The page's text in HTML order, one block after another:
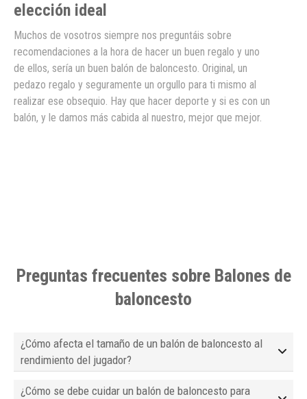
elección ideal
Muchos de vosotros siempre nos preguntáis sobre
recomendaciones a la hora de hacer un buen regalo y uno
de ellos, sería un buen balón de baloncesto. Original, un
pedazo regalo y seguramente un orgullo para ti mismo al
realizar ese obsequio. Hay que hacer deporte y si es con un
balón, y le damos más cabida al nuestro, mejor que mejor.
Preguntas frecuentes sobre Balones de
baloncesto
¿Cómo afecta el tamaño de un balón de baloncesto al
rendimiento del jugador?
¿Cómo se debe cuidar un balón de baloncesto para